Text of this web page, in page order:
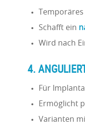
Schafft ein
Wird nach
4.
Für
Ermöglicht
Varianten